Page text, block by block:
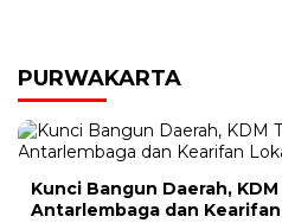
PURWAKARTA
Kunci Bangun Daerah,
Antarlembaga dan